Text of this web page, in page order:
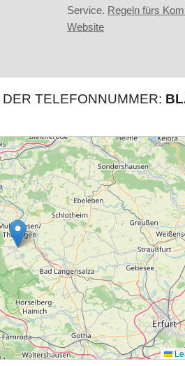
Service. Regeln fürs
Website
TELEFONNUMMER: